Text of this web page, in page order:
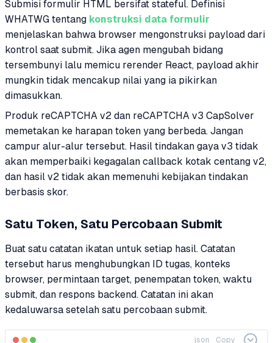
Submisi formulir HTML bersifat stateful. Definisi
WHATWG tentang konstruksi data formulir
menjelaskan bahwa browser mengonstruksi payload dari
kontrol saat submit. Jika agen mengubah bidang
tersembunyi lalu memicu rerender React, payload akhir
mungkin tidak mencakup nilai yang ia pikirkan
dimasukkan.
Produk reCAPTCHA v2 dan reCAPTCHA v3 CapSolver
memetakan ke harapan token yang berbeda. Jangan
campur alur-alur tersebut. Hasil tindakan gaya v3 tidak
akan memperbaiki kegagalan callback kotak centang v2,
dan hasil v2 tidak akan memenuhi kebijakan tindakan
berbasis skor.
Satu Token, Satu Percobaan Submit
Buat satu catatan ikatan untuk setiap hasil. Catatan
tersebut harus menghubungkan ID tugas, konteks
browser, permintaan target, penempatan token, waktu
submit, dan respons backend. Catatan ini akan
kedaluwarsa setelah satu percobaan submit.
json Copy